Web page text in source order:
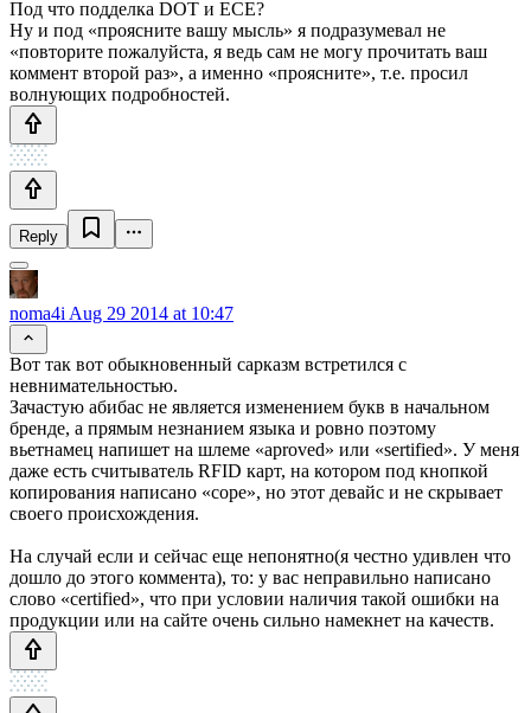
Под что подделка DOT и ECE?
Ну и под «проясните вашу мысль» я подразумевал не
«повторите пожалуйста, я ведь сам не могу прочитать ваш
коммент второй раз», а именно «проясните», т.е. просил
волнующих подробностей.
Reply
noma4i Aug 29 2014 at 10:47
Вот так вот обыкновенный сарказм встретился с
невнимательностью.
Зачастую абибас не является изменением букв в начальном
бренде, а прямым незнанием языка и ровно поэтому
вьетнамец напишет на шлеме «aproved» или «sertified». У меня
даже есть считыватель RFID карт, на котором под кнопкой
копирования написано «cope», но этот девайс и не скрывает
своего происхождения.
На случай если и сейчас еще непонятно(я честно удивлен что
дошло до этого коммента), то: у вас неправильно написано
слово «certified», что при условии наличия такой ошибки на
продукции или на сайте очень сильно намекнет на качеств.